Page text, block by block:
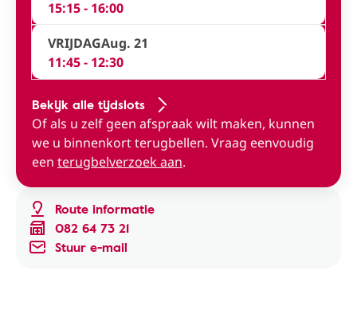
Route informatie
082 64 73 21
Stuur e-mail
15:15 - 16:00
VRIJDAGAug. 21
11:45 - 12:30
Bekijk alle tijdslots
Of als u zelf geen afspraak wilt maken, kunnen
we u binnenkort terugbellen. Vraag eenvoudig
een terugbelverzoek aan.